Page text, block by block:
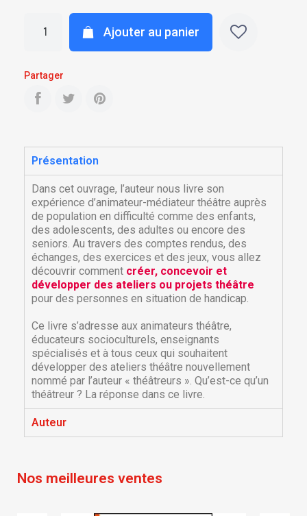
Ajouter au panier
Partager
Présentation
Dans cet ouvrage, l’auteur nous livre son
expérience d’animateur-médiateur théâtre auprès
de population en difficulté comme des enfants,
des adolescents, des adultes ou encore des
seniors. Au travers des comptes rendus, des
échanges, des exercices et des jeux, vous allez
découvrir comment créer, concevoir et
développer des ateliers ou projets théâtre
pour des personnes en situation de handicap.
Ce livre s’adresse aux animateurs théâtre,
éducateurs socioculturels, enseignants
spécialisés et à tous ceux qui souhaitent
développer des ateliers théâtre nouvellement
nommé par l’auteur « théâtreurs ». Qu’est-ce qu’un
théâtreur ? La réponse dans ce livre.
Auteur
Nos meilleures ventes